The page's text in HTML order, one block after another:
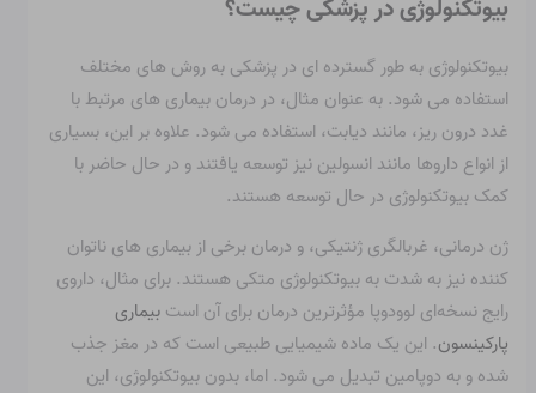
بیوتکنولوژی در پزشکی چیست؟
بیوتکنولوژی به طور گسترده ای در پزشکی به روش های مختلف
استفاده می شود. به عنوان مثال، در درمان بیماری های مرتبط با
غدد درون ریز، مانند دیابت، استفاده می شود. علاوه بر این، بسیاری
از انواع داروها مانند انسولین نیز توسعه یافتند و در حال حاضر با
کمک بیوتکنولوژی در حال توسعه هستند.
ژن درمانی، غربالگری ژنتیکی، و درمان برخی از بیماری های ناتوان
کننده نیز به شدت به بیوتکنولوژی متکی هستند. برای مثال، داروی
رایج نسخه‌ای لوودوپا مؤثرترین درمان برای آن استبیماری
پارکینسون. این یک ماده شیمیایی طبیعی است که در مغز جذب
شده و به دوپامین تبدیل می شود. اما، بدون بیوتکنولوژی، این